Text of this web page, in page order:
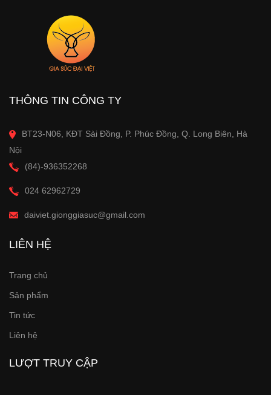
THÔNG TIN CÔNG TY
BT23-N06, KĐT Sài Đồng, P. Phúc Đồng, Q. Long Biên, Hà
Nội
(84)-936352268
024 62962729
daiviet.gionggiasuc@gmail.com
LIÊN HỆ
Trang chủ
Sản phẩm
Tin tức
Liên hệ
LƯỢT TRUY CẬP